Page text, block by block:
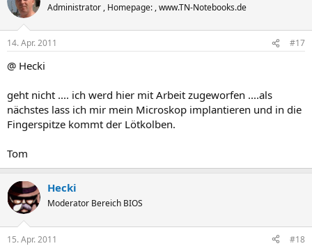
Administrator , Homepage: , www.TN-Notebooks.de
14. Apr. 2011 #17
@ Hecki
geht nicht .... ich werd hier mit Arbeit zugeworfen ....als
nächstes lass ich mir mein Microskop implantieren und in die
Fingerspitze kommt der Lötkolben.
Tom
Hecki
Moderator Bereich BIOS
15. Apr. 2011 #18